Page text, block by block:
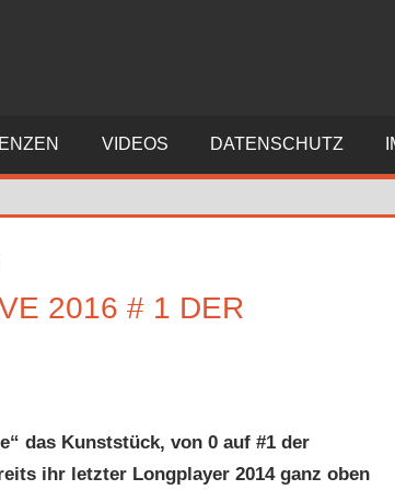
VIDEOS DATENSCHUTZ
2016 # 1 DER
das Kunststück, von 0 auf #1 der
ihr letzter Longplayer 2014 ganz oben